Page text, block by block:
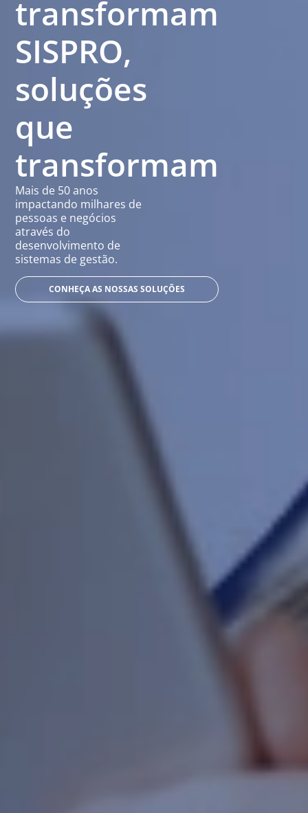
transformam
SISPRO,
soluções
que
transformam
Mais de 50 anos
impactando milhares de
pessoas e negócios
através do
desenvolvimento de
sistemas de gestão.
CONHEÇA AS NOSSAS SOLUÇÕES